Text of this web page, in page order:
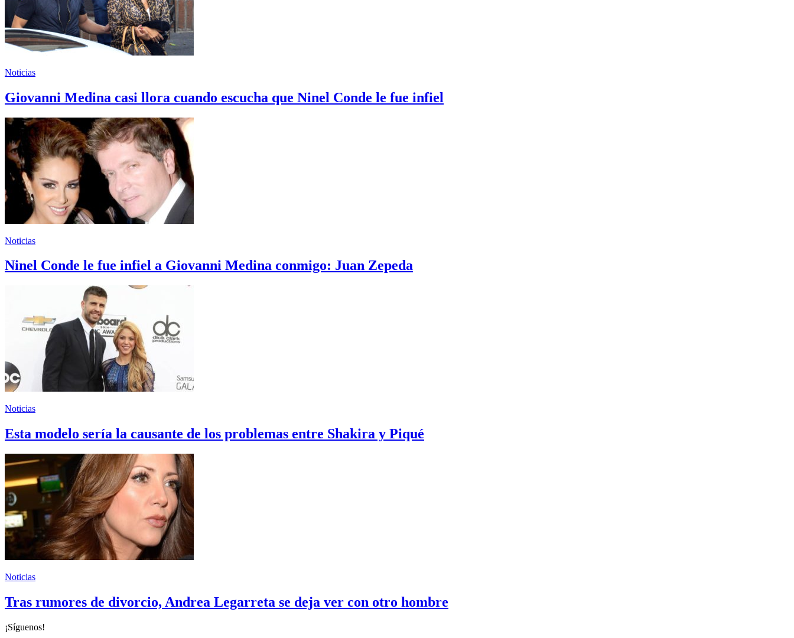
Noticias
Giovanni Medina casi llora cuando escucha que Ninel Conde le fue infiel
Noticias
Ninel Conde le fue infiel a Giovanni Medina conmigo: Juan Zepeda
Noticias
Esta modelo sería la causante de los problemas entre Shakira y Piqué
Noticias
Tras rumores de divorcio, Andrea Legarreta se deja ver con otro hombre
¡Síguenos!